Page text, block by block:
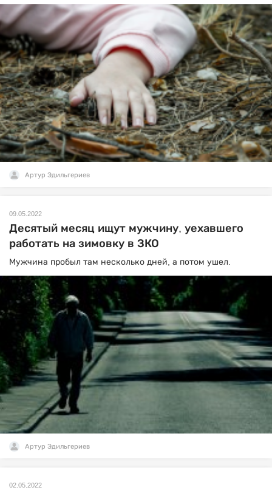
Артур Эдильгериев
09.05.2022
Десятый месяц ищут мужчину, уехавшего
работать на зимовку в ЗКО
Мужчина пробыл там несколько дней, а потом ушел.
Артур Эдильгериев
02.05.2022